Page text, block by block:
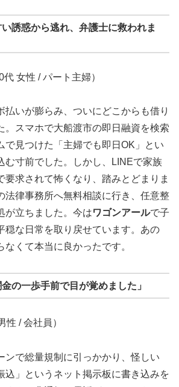
誘惑から逃れ、弁護士に救われま
代 女性 / パート主婦）
払いが膨らみ、ついにどこからも借り
。スマホで大船渡市の即日融資を検索
で見つけた「主婦でも即日OK」とい
む寸前でした。しかし、LINEで家族
要求されて怖くなり、踏みとどまりま
法律事務所へ無料相談に行き、任意整
が立ちました。今はワゴンアールで子
穏な日常を取り戻せています。あの
なくて本当に良かったです。
の一歩手前で目が覚めました」
性 / 会社員）
ンで総量規制に引っかかり、怪しい
込」というネット掲示板に書き込みを